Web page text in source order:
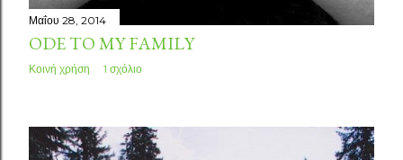
Μαΐου 28, 2014
ODE TO MY FAMILY
Κοινή χρήση 1 σχόλιο